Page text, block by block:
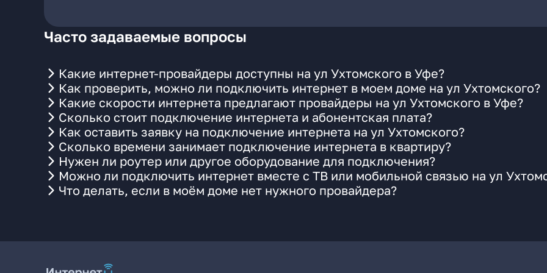
Часто задаваемые вопросы
Какие интернет-провайдеры доступны на ул Ухтомского в Уфе?
Как проверить, можно ли подключить интернет в моем доме на ул Ухтомского?
Какие скорости интернета предлагают провайдеры на ул Ухтомского в Уфе?
Сколько стоит подключение интернета и абонентская плата?
Как оставить заявку на подключение интернета на ул Ухтомского?
Сколько времени занимает подключение интернета в квартиру?
Нужен ли роутер или другое оборудование для подключения?
Можно ли подключить интернет вместе с ТВ или мобильной связью на ул
Что делать, если в моём доме нет нужного провайдера?